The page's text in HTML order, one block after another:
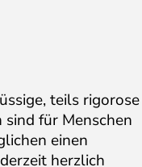
teils rigorose
für Menschen
einen
herzlich